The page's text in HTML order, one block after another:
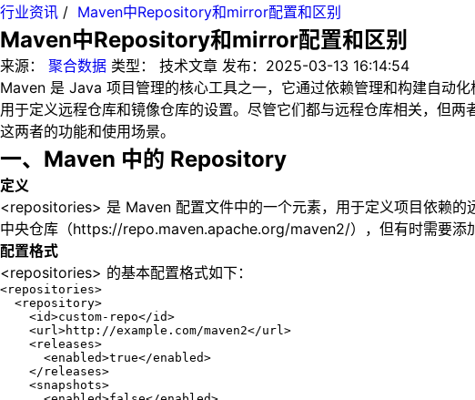
行业资讯 / Maven中Repository和mirror配置和区别
Maven中Repository和mirror配置和区别
来源： 聚合数据 类型： 技术文章 发布： 2025-03-13 16:14:54
Maven 是 Java 项目管理的核心工具之一，它通过依赖管理和构建自
用于定义远程仓库和镜像仓库的设置。尽管它们都与远程仓库相关，但
这两者的功能和使用场景。
一、Maven 中的 Repository
定义
<repositories> 是 Maven 配置文件中的一个元素，用于定义项目依赖
中央仓库（https://repo.maven.apache.org/maven2/），但有时需要添
配置格式
<repositories> 的基本配置格式如下：
<repositories>
<repository>
<id>custom-repo</id>
<url>http://example.com/maven2</url>
<releases>
<enabled>true</enabled>
</releases>
<snapshots>